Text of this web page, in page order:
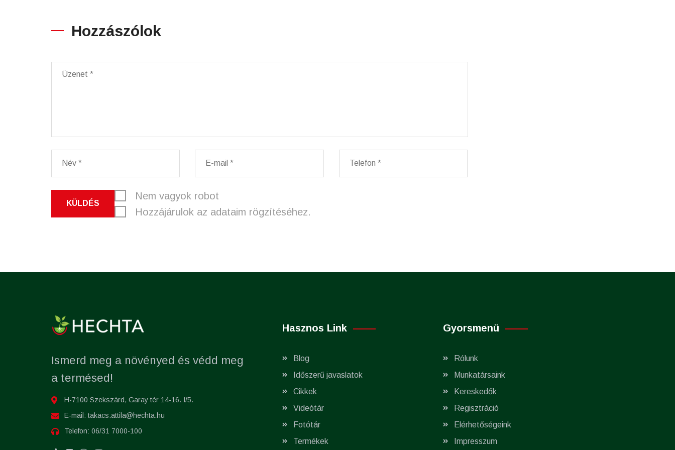
Hozzászólok
KÜLDÉS
Nem vagyok robot
Hozzájárulok az adataim rögzítéséhez.
Ismerd meg a növényed és védd meg
a termésed!
H-7100 Szekszárd, Garay tér 14-16. I/5.
E-mail: takacs.attila@hechta.hu
Telefon: 06/31 7000-100
Hasznos Link
Blog
Időszerű javaslatok
Cikkek
Videótár
Fotótár
Termékek
Gyorsmenü
Rólunk
Munkatársaink
Kereskedők
Regisztráció
Elérhetőségeink
Impresszum